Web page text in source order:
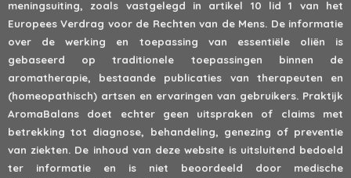
meningsuiting, zoals vastgelegd in artikel 10 lid 1 van het
Europees Verdrag voor de Rechten van de Mens. De informatie
over de werking en toepassing van essentiële oliën is
gebaseerd op traditionele toepassingen binnen de
aromatherapie, bestaande publicaties van therapeuten en
(homeopathisch) artsen en ervaringen van gebruikers. Praktijk
AromaBalans doet echter geen uitspraken of claims met
betrekking tot diagnose, behandeling, genezing of preventie
van ziekten. De inhoud van deze website is uitsluitend bedoeld
ter informatie en is niet beoordeeld door medische